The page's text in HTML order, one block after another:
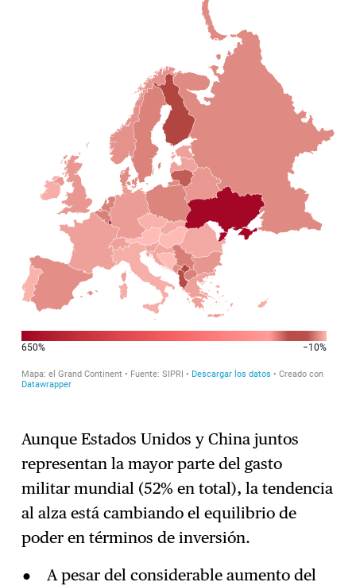
Aunque Estados Unidos y China juntos
representan la mayor parte del gasto
militar mundial (52% en total), la tendencia
al alza está cambiando el equilibrio de
poder en términos de inversión.
A pesar del considerable aumento del